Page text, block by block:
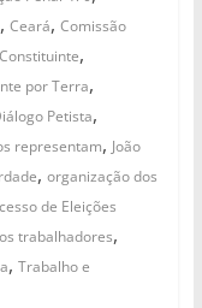
, Ceará, Comissão
,
por Terra,
Petista,
representam, João
, organização dos
de Eleições
trabalhadores,
, Trabalho e